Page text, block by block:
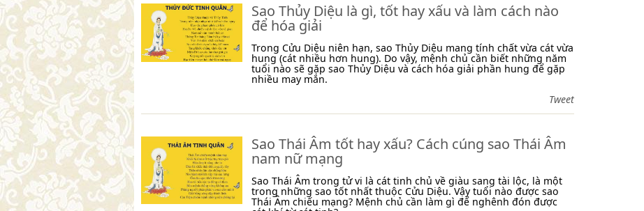
Sao Thủy Diệu là gì, tốt hay xấu và làm cách nào
để hóa giải
Trong Cửu Diệu niên hạn, sao Thủy Diệu mang tính chất vừa cát vừa
hung (cát nhiều hơn hung). Do vậy, mệnh chủ cần biết những năm
tuổi nào sẽ gặp sao Thủy Diệu và cách hóa giải phần hung để gặp
nhiều may mắn.
Tweet
Sao Thái Âm tốt hay xấu? Cách cúng sao Thái Âm
nam nữ mạng
Sao Thái Âm trong tử vi là cát tinh chủ về giàu sang tài lộc, là một
trong những sao tốt nhất thuộc Cửu Diệu. Vậy tuổi nào được sao
Thái Âm chiếu mạng? Mệnh chủ cần làm gì để nghênh đón được